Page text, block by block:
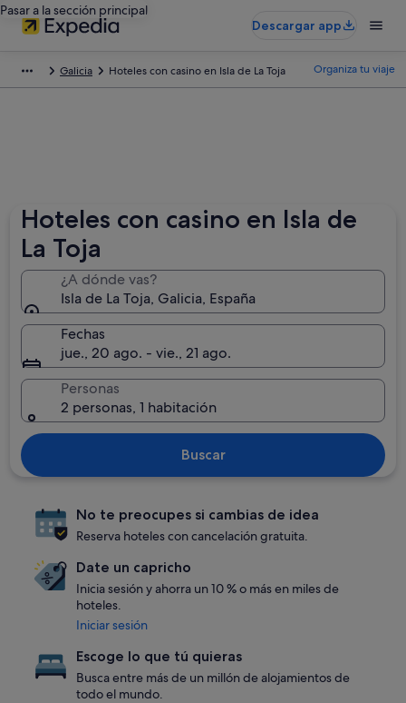
Pasar a la sección principal
Descargar app
Galicia Hoteles con casino en Isla de La Toja Organiza tu viaje
Hoteles con casino en Isla de
La Toja
¿A dónde vas?
Isla de La Toja, Galicia, España
Fechas
jue., 20 ago. - vie., 21 ago.
Personas
2 personas, 1 habitación
Buscar
No te preocupes si cambias de idea
Reserva hoteles con cancelación gratuita.
Date un capricho
Inicia sesión y ahorra un 10 % o más en miles de
hoteles.
Iniciar sesión
Escoge lo que tú quieras
Busca entre más de un millón de alojamientos de
todo el mundo.